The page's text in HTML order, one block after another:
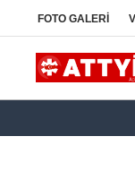
FOTO GALERİ